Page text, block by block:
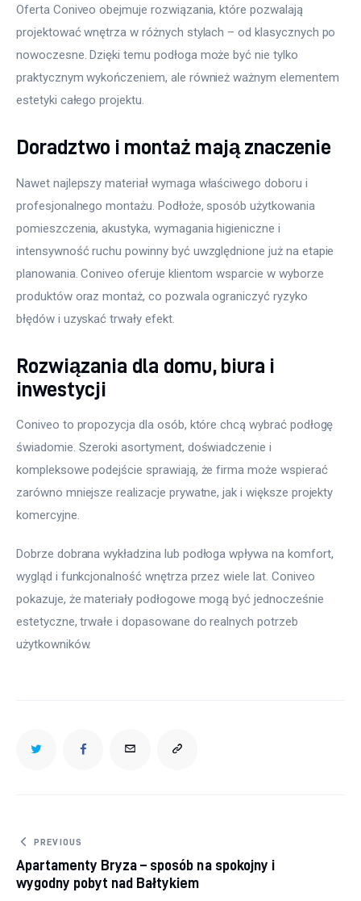
Oferta Coniveo obejmuje rozwiązania, które pozwalają
projektować wnętrza w różnych stylach – od klasycznych po
nowoczesne. Dzięki temu podłoga może być nie tylko
praktycznym wykończeniem, ale również ważnym elementem
estetyki całego projektu.
Doradztwo i montaż mają znaczenie
Nawet najlepszy materiał wymaga właściwego doboru i
profesjonalnego montażu. Podłoże, sposób użytkowania
pomieszczenia, akustyka, wymagania higieniczne i
intensywność ruchu powinny być uwzględnione już na etapie
planowania. Coniveo oferuje klientom wsparcie w wyborze
produktów oraz montaż, co pozwala ograniczyć ryzyko
błędów i uzyskać trwały efekt.
Rozwiązania dla domu, biura i
inwestycji
Coniveo to propozycja dla osób, które chcą wybrać podłogę
świadomie. Szeroki asortyment, doświadczenie i
kompleksowe podejście sprawiają, że firma może wspierać
zarówno mniejsze realizacje prywatne, jak i większe projekty
komercyjne.
Dobrze dobrana wykładzina lub podłoga wpływa na komfort,
wygląd i funkcjonalność wnętrza przez wiele lat. Coniveo
pokazuje, że materiały podłogowe mogą być jednocześnie
estetyczne, trwałe i dopasowane do realnych potrzeb
użytkowników.
Nawigacja wpisu
PREVIOUS
Apartamenty Bryza – sposób na spokojny i
wygodny pobyt nad Bałtykiem